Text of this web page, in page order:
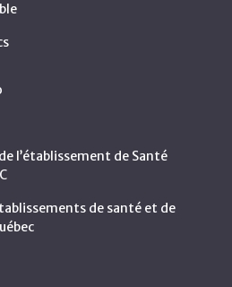
l’établissement de Santé
de santé et de